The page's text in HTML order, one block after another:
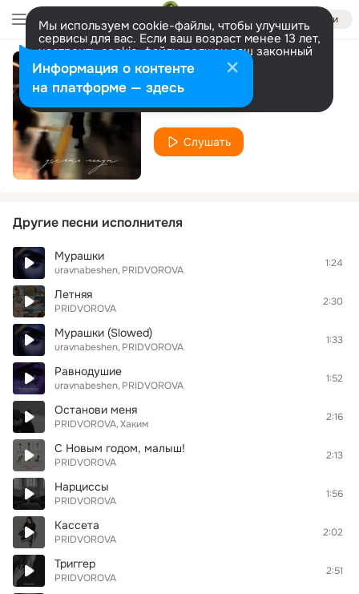
Войти
Мы используем cookie-файлы, чтобы улучшить
сервисы для вас. Если ваш возраст менее 13 лет,
настроить cookie-файлы должен ваш законный
представитель. Больше информации
Разрешить все Настроить
десять минут
PRIDVOROVA
Слушать
Другие песни исполнителя
Мурашки
uravnabeshen PRIDVOROVA
1:24
Летняя
PRIDVOROVA
2:30
Мурашки (Slowed)
uravnabeshen PRIDVOROVA
1:33
Равнодушие
uravnabeshen PRIDVOROVA
1:52
Останови меня
PRIDVOROVA Хаким
2:16
С Новым годом, малыш!
PRIDVOROVA
2:13
Нарциссы
PRIDVOROVA
1:56
Кассета
PRIDVOROVA
2:02
Триггер
PRIDVOROVA
2:51
Информация о контенте
на платформе — здесь